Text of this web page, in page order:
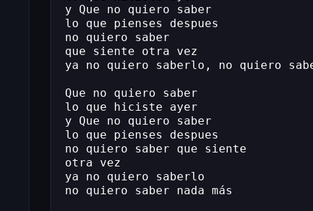
y Que no quiero saber
lo que pienses despues
no quiero saber
que siente otra vez
ya no quiero saberlo, no quiero
Que no quiero saber
lo que hiciste ayer
y Que no quiero saber
lo que pienses despues
no quiero saber que siente
otra vez
ya no quiero saberlo
no quiero saber nada más